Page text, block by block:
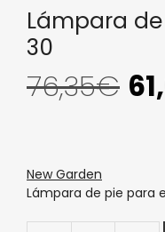
Lámpara
30
76,35€
New Garden
Lámpara de pie para